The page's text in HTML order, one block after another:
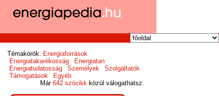
Témakörök: Energiaforrások
Energiatakarékosság
Energiatan
Energiatudatosság
Személyek
Szolgáltatók
Támogatások
Egyéb
Már642 szócikk közül válogathatsz.